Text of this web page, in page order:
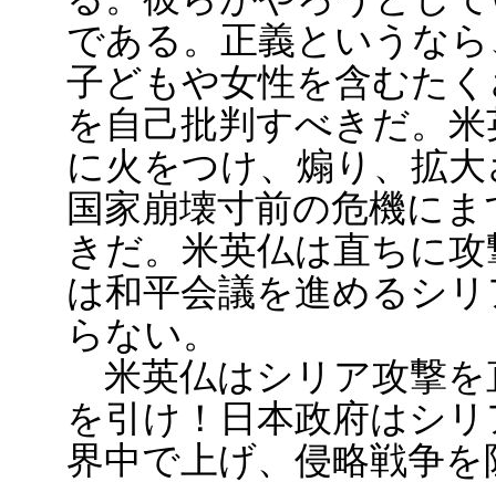
である。正義というな
子どもや女性を含むた
を自己批判すべきだ。
に火をつけ、煽り、拡
国家崩壊寸前の危機に
きだ。米英仏は直ちに
は和平会議を進めるシ
らない。
米英仏はシリア攻撃を
を引け！日本政府はシ
界中で上げ、侵略戦争